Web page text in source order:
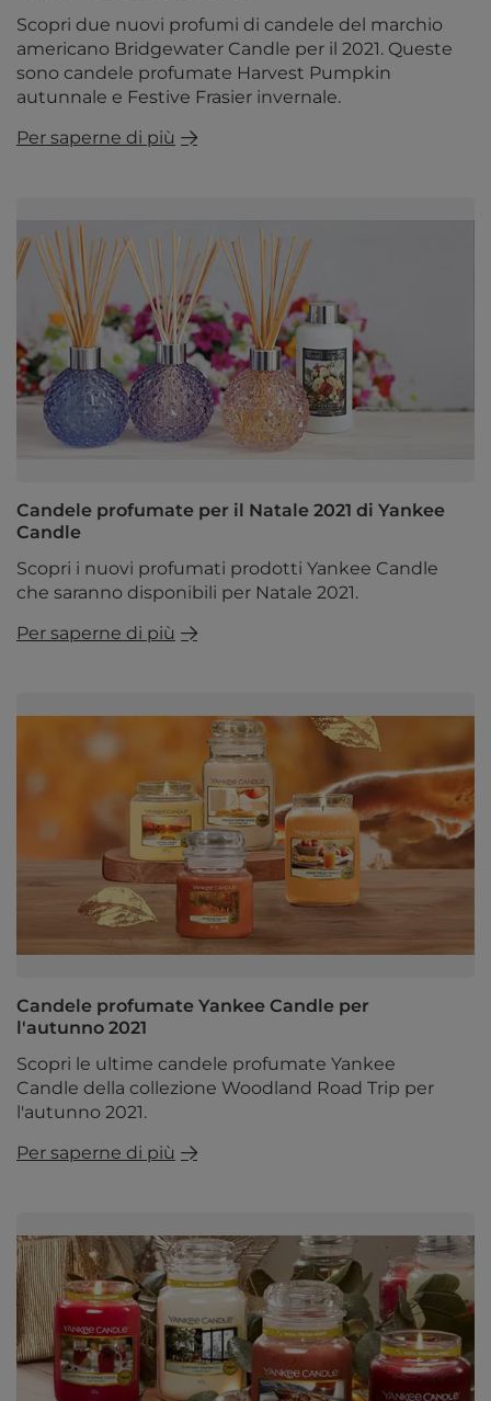
Scopri due nuovi profumi di candele del marchio
americano Bridgewater Candle per il 2021. Queste
sono candele profumate Harvest Pumpkin
autunnale e Festive Frasier invernale.
Per saperne di più
Candele profumate per il Natale 2021 di Yankee
Candle
Scopri i nuovi profumati prodotti Yankee Candle
che saranno disponibili per Natale 2021.
Per saperne di più
Candele profumate Yankee Candle per
l'autunno 2021
Scopri le ultime candele profumate Yankee
Candle della collezione Woodland Road Trip per
l'autunno 2021.
Per saperne di più